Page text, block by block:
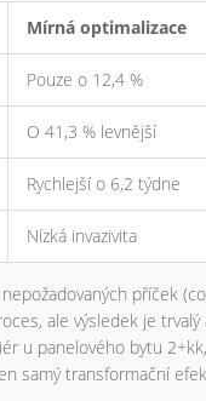
Mírná optimalizace
Pouze o 12,4 %
O 41,3 % levnější
Rychlejší o 6,2 týdne
Nízká invazivita
příček
ale výsledek je trvalý
u panelového bytu
samý transformační